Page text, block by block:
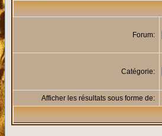
Forum:
Catégorie:
Afficher les résultats sous forme de: